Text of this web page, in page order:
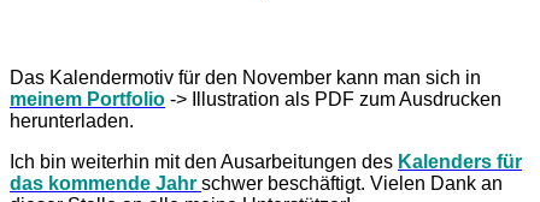
Das Kalendermotiv für den November kann man sich in
meinem Portfolio -> Illustration als PDF zum Ausdrucken
herunterladen.
Ich bin weiterhin mit den Ausarbeitungen des Kalenders für
das kommende Jahr schwer beschäftigt. Vielen Dank an